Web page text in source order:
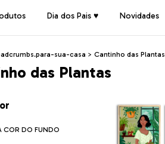
Dia dos Pais ♥ Novidades
sua-casa > Cantinho das Plantas
das Plantas
COR DO FUNDO